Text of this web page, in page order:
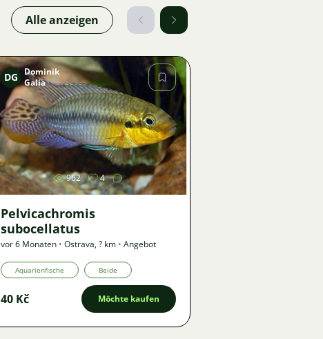
Alle anzeigen
Bild
DG
Dominik
Galia
962 4
Pelvicachromis
subocellatus
vor 6 Monaten • Ostrava,? km • Angebot
Aquarienfische Beide
40 Kč Möchte kaufen